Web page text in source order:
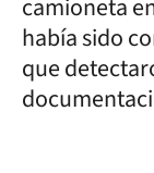
camioneta
había sido
que